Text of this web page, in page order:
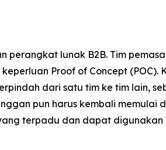
perangkat lunak B2B. Tim
Proof of Concept (POC).
dari satu tim ke tim lain,
pun harus kembali memulai
terpadu dan dapat digunakan